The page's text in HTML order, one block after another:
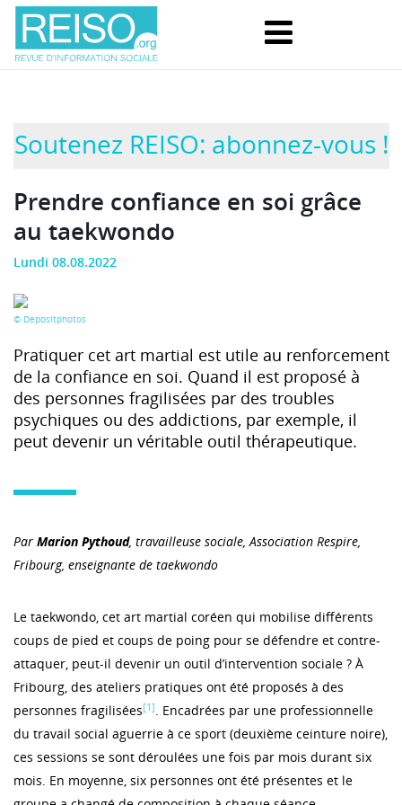
Soutenez REISO: abonnez-vous !
Prendre confiance en soi grâce
au taekwondo
Lundi 08.08.2022
© Depositphotos
Pratiquer cet art martial est utile au renforcement
de la confiance en soi. Quand il est proposé à
des personnes fragilisées par des troubles
psychiques ou des addictions, par exemple, il
peut devenir un véritable outil thérapeutique.
Par Marion Pythoud, travailleuse sociale, Association Respire,
Fribourg, enseignante de taekwondo
Le taekwondo, cet art martial coréen qui mobilise différents
coups de pied et coups de poing pour se défendre et contre-
attaquer, peut-il devenir un outil d’intervention sociale ? À
Fribourg, des ateliers pratiques ont été proposés à des
personnes fragilisées[1]. Encadrées par une professionnelle
du travail social aguerrie à ce sport (deuxième ceinture noire),
ces sessions se sont déroulées une fois par mois durant six
mois. En moyenne, six personnes ont été présentes et le